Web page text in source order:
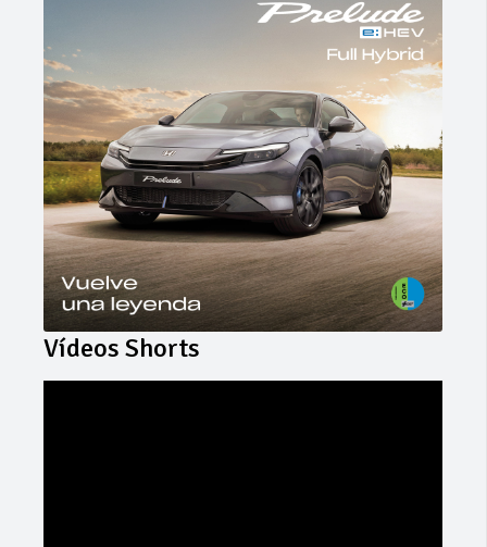
Vídeos Shorts